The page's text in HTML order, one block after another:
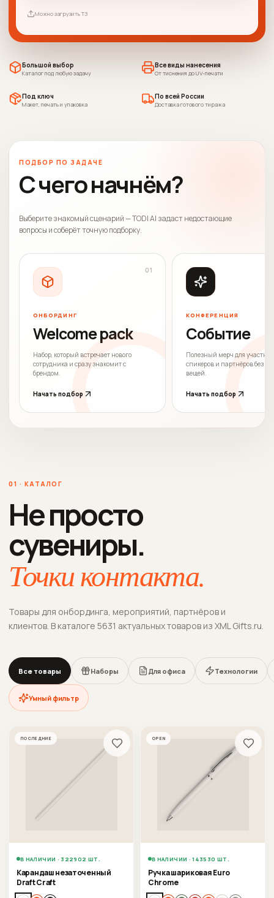
Можно загрузить ТЗ
Большой выбор
Каталог под любую задачу
Все виды нанесения
От тиснения до UV-печати
Под ключ
Макет, печать и упаковка
По всей России
Доставка готового тиража
ПОДБОР ПО ЗАДАЧЕ
С чего начнём?
Выберите знакомый сценарий — TODI AI задаст недостающие
вопросы и соберёт точную подборку.
01
ОНБОРДИНГ
Welcome pack
Набор, который встречает нового
сотрудника и сразу знакомит с
брендом.
Начать подбор
КОНФЕРЕНЦИЯ
Событие
Полезный мерч для
спикеров и партнёров без
вещей.
Начать подбор
01 · КАТАЛОГ
Не просто
сувениры.
Точки контакта.
Товары для онбординга, мероприятий, партнёров и
клиентов. В каталоге 5631 актуальных товаров из XML Gifts.ru.
Все товары Наборы Для офиса Технологии
Умный фильтр
ПОСЛЕДНИЕ
В НАЛИЧИИ · 322902 ШТ.
Карандаш незаточенный
Draft Craft
OPEN
В НАЛИЧИИ · 143530 ШТ.
Ручка шариковая Euro
Chrome